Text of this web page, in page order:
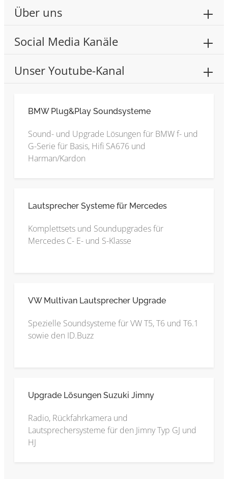
Über uns
Social Media Kanäle
Unser Youtube-Kanal
BMW Plug&Play Soundsysteme
Sound- und Upgrade Lösungen für BMW f- und
G-Serie für Basis, Hifi SA676 und
Harman/Kardon
Lautsprecher Systeme für Mercedes
Komplettsets und Soundupgrades für
Mercedes C- E- und S-Klasse
VW Multivan Lautsprecher Upgrade
Spezielle Soundsysteme für VW T5, T6 und T6.1
sowie den ID.Buzz
Upgrade Lösungen Suzuki Jimny
Radio, Rückfahrkamera und
Lautsprechersysteme für den Jimny Typ GJ und
HJ